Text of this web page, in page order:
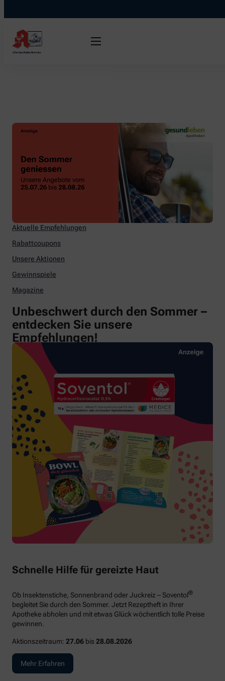
Aktuelle Empfehlungen
Rabattcoupons
Unsere Aktionen
Gewinnspiele
Magazine
Unbeschwert durch den Sommer –
entdecken Sie unsere
Empfehlungen!
Schnelle Hilfe für gereizte Haut
Ob Insektenstiche, Sonnenbrand oder Juckreiz – Soventol®
begleitet Sie durch den Sommer. Jetzt Rezeptheft in Ihrer
Apotheke abholen und mit etwas Glück wöchentlich tolle Preise
gewinnen.
Aktionszeitraum: 27.06 bis 28.08.2026
Mehr Erfahren